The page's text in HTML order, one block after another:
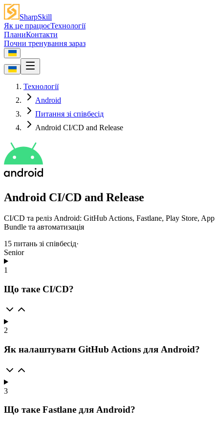
SharpSkill
Як це працюєТехнології
ПланиКонтакти
Почни тренування зараз
Технології
Android
Питання зі співбесід
Android CI/CD and Release
Android CI/CD and Release
CI/CD та реліз Android: GitHub Actions, Fastlane, Play Store, App
Bundle та автоматизація
15 питань зі співбесід·
Senior
1
Що таке CI/CD?
2
Як налаштувати GitHub Actions для Android?
3
Що таке Fastlane для Android?